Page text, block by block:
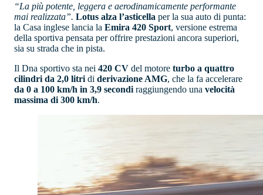
“La più potente, leggera e aerodinamicamente performante
mai realizzata”. Lotus alza l’asticella per la sua auto di punta:
la Casa inglese lancia la Emira 420 Sport, versione estrema
della sportiva pensata per offrire prestazioni ancora superiori,
sia su strada che in pista.
Il Dna sportivo sta nei 420 CV del motore turbo a quattro
cilindri da 2,0 litri di derivazione AMG, che la fa accelerare
da 0 a 100 km/h in 3,9 secondi raggiungendo una velocità
massima di 300 km/h.